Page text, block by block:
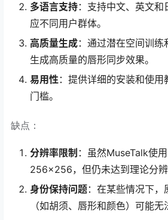
多语言支持：支持中文、英文
应不同用户群体。
高质量生成：通过潜在空间训练
生成高质量的唇形同步效果。
易用性：提供详细的安装和使用
门槛。
缺点：
分辨率限制 ：虽然MuseTalk使
256×256，但仍未达到理论分辨
身份保持问题：在某些情况下
（如胡须、唇形和颜色）可能无